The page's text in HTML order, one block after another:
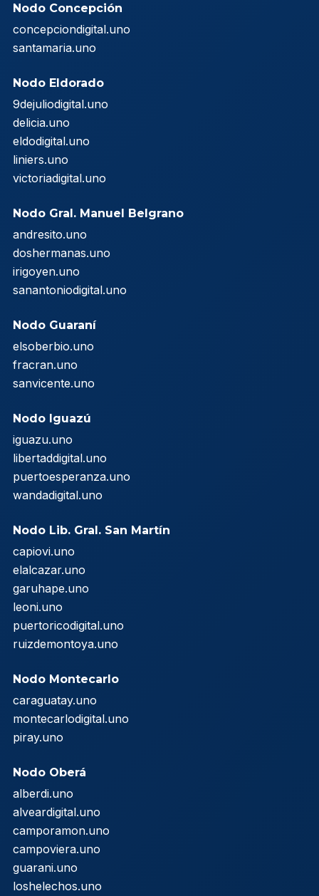
Nodo Concepción
concepciondigital.uno
santamaria.uno
Nodo Eldorado
9dejuliodigital.uno
delicia.uno
eldodigital.uno
liniers.uno
victoriadigital.uno
Nodo Gral. Manuel Belgrano
andresito.uno
doshermanas.uno
irigoyen.uno
sanantoniodigital.uno
Nodo Guaraní
elsoberbio.uno
fracran.uno
sanvicente.uno
Nodo Iguazú
iguazu.uno
libertaddigital.uno
puertoesperanza.uno
wandadigital.uno
Nodo Lib. Gral. San Martín
capiovi.uno
elalcazar.uno
garuhape.uno
leoni.uno
puertoricodigital.uno
ruizdemontoya.uno
Nodo Montecarlo
caraguatay.uno
montecarlodigital.uno
piray.uno
Nodo Oberá
alberdi.uno
alveardigital.uno
camporamon.uno
campoviera.uno
guarani.uno
loshelechos.uno